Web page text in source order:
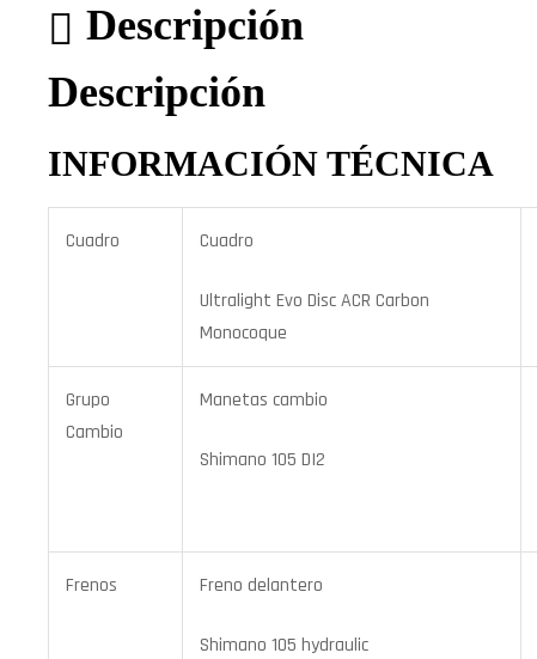
Descripción
Descripción
INFORMACIÓN TÉCNICA
Cuadro Cuadro
Ultralight Evo Disc ACR Carbon
Monocoque
Grupo
Cambio
Manetas cambio
Shimano 105 DI2
Frenos Freno delantero
Shimano 105 hydraulic